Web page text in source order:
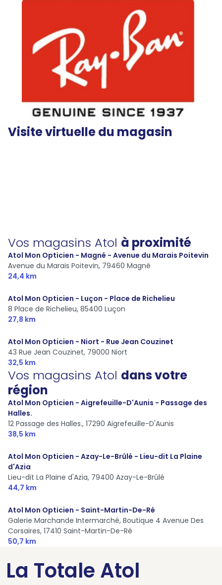
Visite virtuelle du magasin
Vos magasins Atol à proximité
Atol Mon Opticien - Magné - Avenue du Marais Poitevin
Avenue du Marais Poitevin, 79460 Magné
24,4 km
Atol Mon Opticien - Luçon - Place de Richelieu
8 Place de Richelieu, 85400 Luçon
27,8 km
Atol Mon Opticien - Niort - Rue Jean Couzinet
43 Rue Jean Couzinet, 79000 Niort
32,5 km
Vos magasins Atol dans votre
région
Atol Mon Opticien - Aigrefeuille-D'Aunis - Passage des
Halles.
12 Passage des Halles., 17290 Aigrefeuille-D'Aunis
38,5 km
Atol Mon Opticien - Azay-Le-Brûlé - Lieu-dit La Plaine
d'Azia
Lieu-dit La Plaine d'Azia, 79400 Azay-Le-Brûlé
44,7 km
Atol Mon Opticien - Saint-Martin-De-Ré
Galerie Marchande Intermarché, Boutique 4 Avenue Des
Corsaires, 17410 Saint-Martin-De-Ré
50,7 km
La Totale Atol